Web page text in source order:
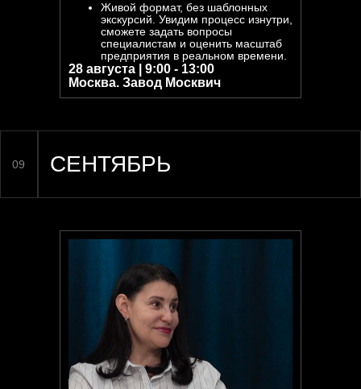
Живой формат, без шаблонных
экскурсий. Увидим процесс изнутри,
сможете задать вопросы
специалистам и оценить масштаб
предприятия в реальном времени.
28 августа | 9:00 - 13:00
Москва. Завод Москвич